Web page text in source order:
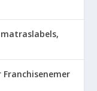
Franchisenemer